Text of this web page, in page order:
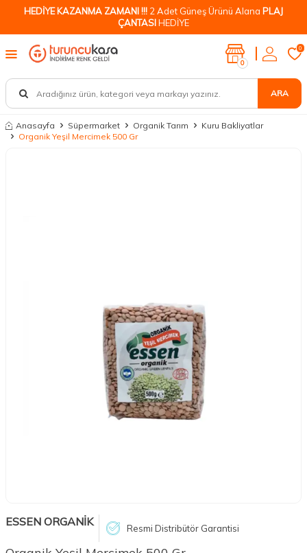
HEDİYE KAZANMA ZAMANI !!! 2 Adet Güneş Ürünü Alana PLAJ
ÇANTASIHEDİYE
ARA
0
0
Anasayfa Süpermarket Organik Tarım
Kuru Bakliyatlar
Organik Yeşil Mercimek 500 Gr
ESSEN ORGANİK Resmi Distribütör Garantisi